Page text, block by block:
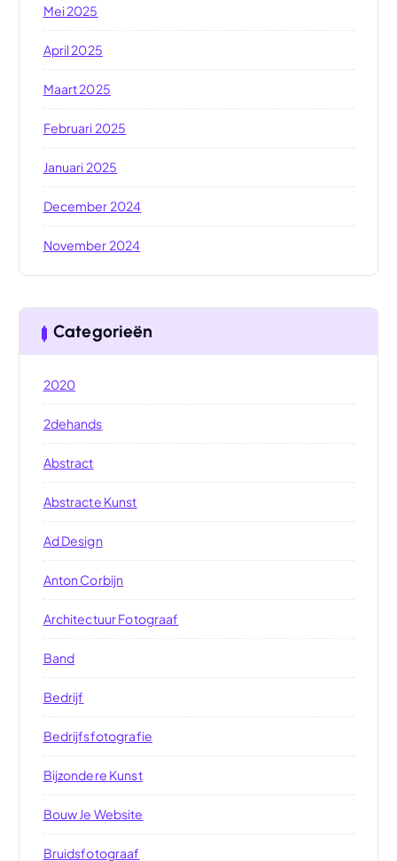
Mei 2025
April 2025
Maart 2025
Februari 2025
Januari 2025
December 2024
November 2024
Categorieën
2020
2dehands
Abstract
Abstracte Kunst
Ad Design
Anton Corbijn
Architectuur Fotograaf
Band
Bedrijf
Bedrijfsfotografie
Bijzondere Kunst
Bouw Je Website
Bruidsfotograaf